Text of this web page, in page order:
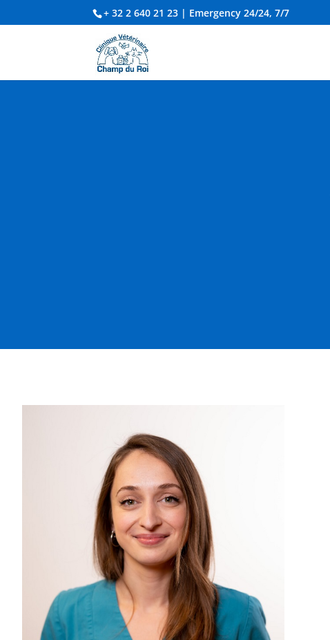
+ 32 2 640 21 23 | Emergency 24/24, 7/7